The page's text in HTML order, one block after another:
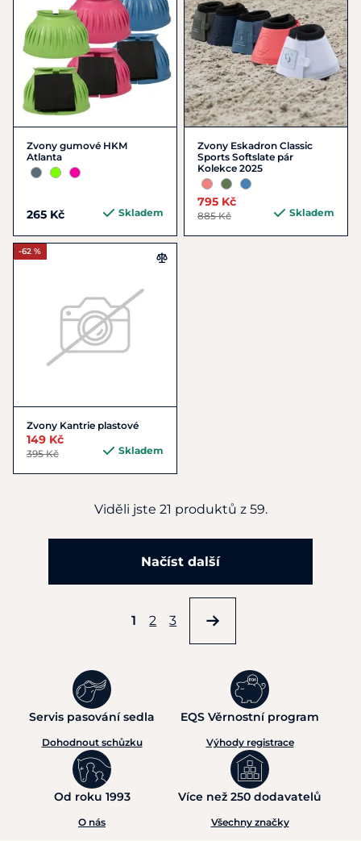
Zvony gumové HKM
Atlanta
265 Kč Skladem
Zvony Eskadron Classic
Sports Softslate pár
Kolekce 2025
795 Kč
885 Kč Skladem
-62 %
Zvony Kantrie plastové
149 Kč
395 Kč Skladem
Viděli jste 21 produktů z 59.
Načíst další
1 2 3
Servis pasování sedla
Dohodnout schůzku
EQS Věrnostní program
Výhody registrace
Od roku 1993
O nás
Více než 250 dodavatelů
Všechny značky